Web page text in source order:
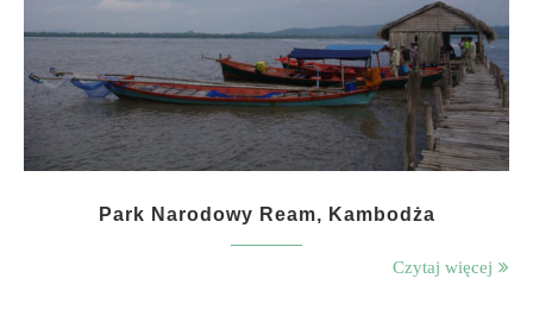
Park Narodowy Ream, Kambodża
Czytaj więcej